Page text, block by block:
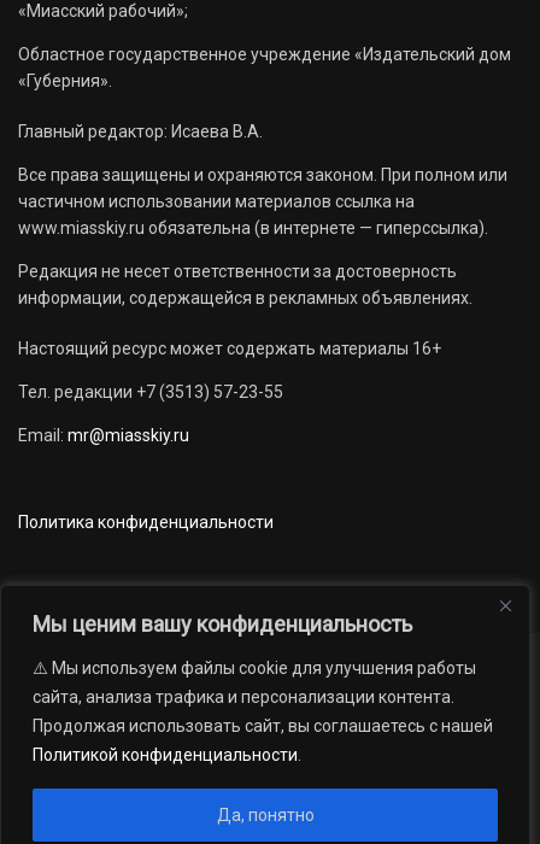
Мы ценим вашу конфиденциальность
⚠️ Мы используем файлы cookie для улучшения работы
сайта, анализа трафика и персонализации контента.
Продолжая использовать сайт, вы соглашаетесь с нашей
Политикой конфиденциальности
Да, понятно
«Миасский рабочий»;
Областное государственное учреждение «Издательский дом
«Губерния».
Главный редактор: Исаева В.А.
Все права защищены и охраняются законом. При полном или
частичном использовании материалов ссылка на
www.miasskiy.ru обязательна (в интернете — гиперссылка).
Редакция не несет ответственности за достоверность
информации, содержащейся в рекламных объявлениях.
Настоящий ресурс может содержать материалы 16+
Тел. редакции +7 (3513) 57-23-55
Email: mr@miasskiy.ru
Политика конфиденциальности
Новости Наши проекты
Официально
АРХИВ
16+
газеты «Миасский рабочий»; Областное государственное учреждение
«Издательский дом «Губерния». Все права защищены.
Андрей Петрович Попов